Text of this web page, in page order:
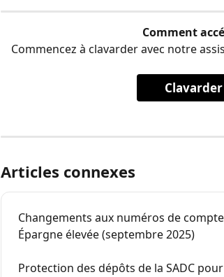
Comment
Commencez à clavarder avec notre
Articles connexes
Changements aux numéros de
Épargne élevée (septembre 2025)
Protection des dépôts de la SADC